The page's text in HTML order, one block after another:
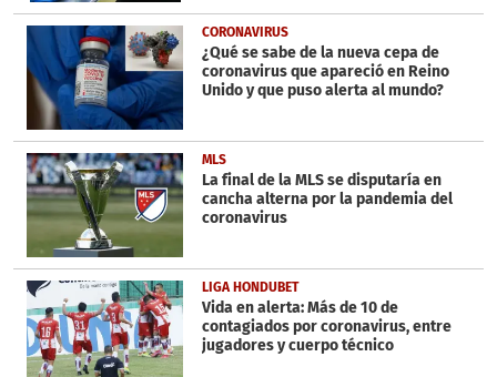
CORONAVIRUS
¿Qué se sabe de la nueva cepa de
coronavirus que apareció en Reino
Unido y que puso alerta al mundo?
MLS
La final de la MLS se disputaría en
cancha alterna por la pandemia del
coronavirus
LIGA HONDUBET
Vida en alerta: Más de 10 de
contagiados por coronavirus, entre
jugadores y cuerpo técnico